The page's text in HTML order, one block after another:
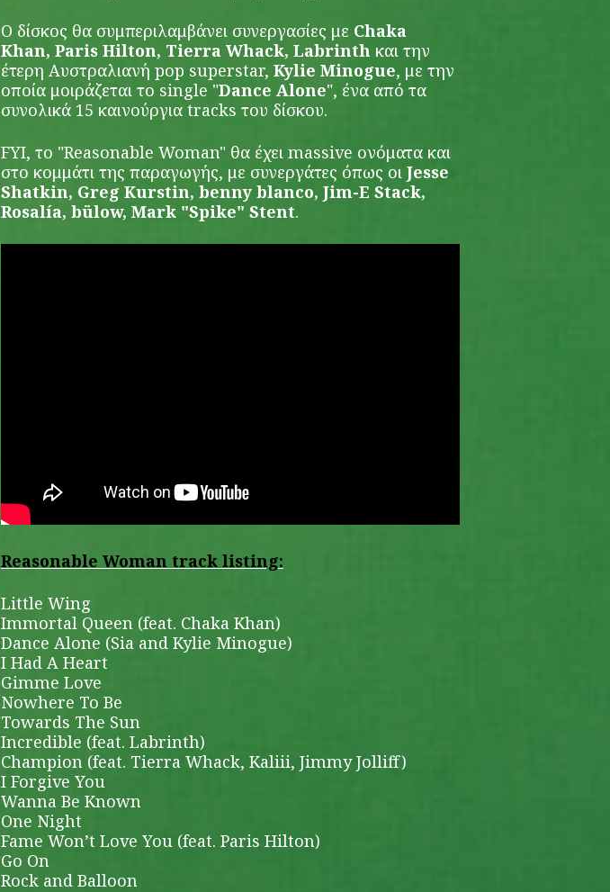
Ο δίσκος θα συμπεριλαμβάνει συνεργασίες με Chaka
Khan, Paris Hilton, Tierra Whack, Labrinth και την
έτερη Αυστραλιανή pop superstar, Kylie Minogue, με την
οποία μοιράζεται το single "Dance Alone", ένα από τα
συνολικά 15 καινούργια tracks του δίσκου.
FYI, το "Reasonable Woman" θα έχει massive ονόματα και
στο κομμάτι της παραγωγής, με συνεργάτες όπως οι Jesse
Shatkin, Greg Kurstin, benny blanco, Jim-E Stack,
Rosalía, bülow, Mark "Spike" Stent.
Reasonable Woman track listing:
Little Wing
Immortal Queen (feat. Chaka Khan)
Dance Alone (Sia and Kylie Minogue)
I Had A Heart
Gimme Love
Nowhere To Be
Towards The Sun
Incredible (feat. Labrinth)
Champion (feat. Tierra Whack, Kaliii, Jimmy Jolliff)
I Forgive You
Wanna Be Known
One Night
Fame Won’t Love You (feat. Paris Hilton)
Go On
Rock and Balloon